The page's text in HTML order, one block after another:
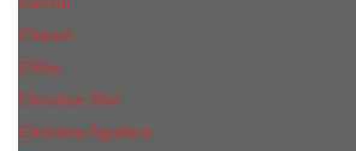
Сhanеl
Chloe
Christian Dior
Christina Aguilera